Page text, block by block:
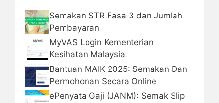
Semakan STR Fasa 3 dan Jumlah
Pembayaran
MyVAS Login Kementerian
Kesihatan Malaysia
Bantuan MAIK 2025: Semakan Dan
Permohonan Secara Online
ePenyata Gaji (JANM): Semak Slip